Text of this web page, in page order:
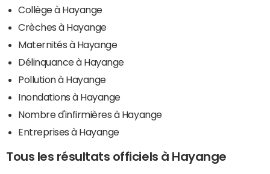
Collège à Hayange
Crèches à Hayange
Maternités à Hayange
Délinquance à Hayange
Pollution à Hayange
Inondations à Hayange
Nombre d'infirmières à Hayange
Entreprises à Hayange
Tous les résultats officiels à Hayange